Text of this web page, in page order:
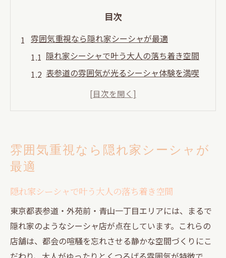
目次
雰囲気重視なら隠れ家シーシャが最適
隠れ家シーシャで叶う大人の落ち着き空間
表参道の雰囲気が光るシーシャ体験を満喫
2軒目利用に最適な隠れ家シーシャの魅力
2軒目利用に映える大人のシーシャ体験
表参道近辺で大人が通うシーシャの選び方
2軒目ならではの隠れ家シーシャの過ごし方
青山一丁目で楽しむシーシャの夜時間提案
外苑前で味わう大人のシーシャ体験の魅力
雰囲気重視なら隠れ家シーシャが
最適
隠れ家シーシャで叶う大人の落ち着き空間
東京都表参道・外苑前・青山一丁目エリアには、まるで
隠れ家のようなシーシャ店が点在しています。これらの
店舗は、都会の喧騒を忘れさせる静かな空間づくりにこ